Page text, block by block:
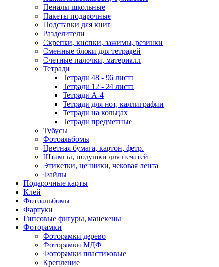
Пеналы школьные
Пакеты подарочные
Подставки для книг
Разделители
Скрепки, кнопки, зажимы, резинки
Сменные блоки для тетрадей
Счетные палочки, материалл
Тетради
Тетради 48 - 96 листа
Тетради 12 - 24 листа
Тетради А-4
Тетради для нот, каллиграфии
Тетради на кольцах
Тетради предметные
Тубусы
Фотоальбомы
Цветная бумага, картон, фетр.
Штампы, подушки для печатей
Этикетки, ценники, чековая лента
Файлы
Подарочные карты
Клей
Фотоальбомы
Фартуки
Гипсовые фигуры, манекены
Фоторамки
Фоторамки дерево
Фоторамки МДФ
Фоторамки пластиковые
Крепление